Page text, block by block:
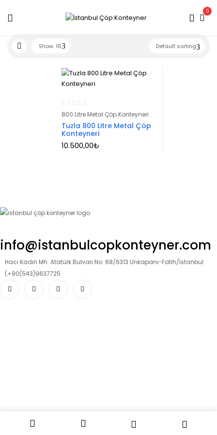
0
Default sorting
Show 16
800 Litre Metal Çöp Konteyneri
Tuzla 800 Litre Metal Çöp
Konteyneri
10.500,00₺
info@istanbulcopkonteyner.com
Hacı Kadın Mh. Atatürk Bulvarı No: 68/6313 Unkapanı-Fatih/İstanbul
(+90(543)9637725